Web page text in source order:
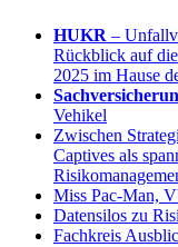
HUKR –
Rückblick auf
2025 im Hause
Vehikel
Zwischen
Captives als
Miss Pac-Man,
Datensilos zu
Fachkreis